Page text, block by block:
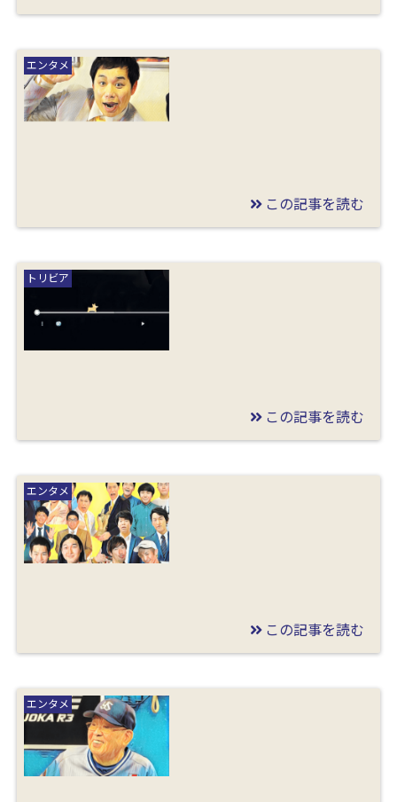
お笑い第七世代の芸人
まとめ記事
エンタメ
霜降り明星のせいやは
結婚してる？熱愛相手
の元彼女や噂の女芸人
は誰か調査
この記事を読む
トリビア
YouTubeのシークバー
の上をコーギー犬が走
る？出現条件や隠し要
素を調査
この記事を読む
エンタメ
お笑い第七世代芸人と
は誰のこと？メンバー
一覧や意味と名前の由
来も調査！
この記事を読む
エンタメ